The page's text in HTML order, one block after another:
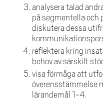
analysera talad
på segmentella och
diskutera dessa
reflektera kring
behov av särskilt
visa förmåga att
överensstämmelse
lärandemål 1-4.